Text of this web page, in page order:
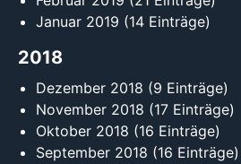
Januar 2019 (14 Einträge)
2018
Dezember 2018 (9 Einträge)
November 2018 (17 Einträge)
Oktober 2018 (16 Einträge)
September 2018 (16 Einträge)